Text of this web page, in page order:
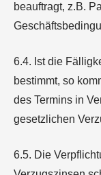
beauftragt, z.B.
6.4. Ist die
bestimmt, so
des Termins in
gesetzlichen
6.5. Die